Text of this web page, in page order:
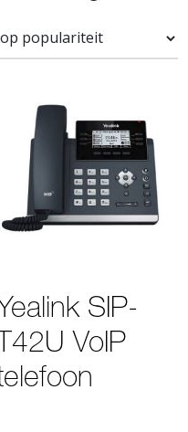
SIP-
VoIP